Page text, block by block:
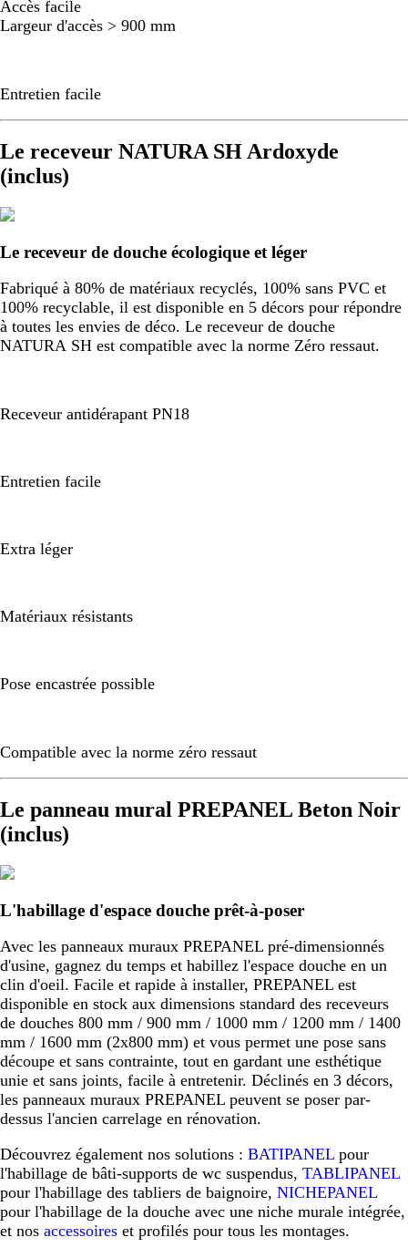
Accès facile
Largeur d'accès > 900 mm
Entretien facile
Le receveur NATURA SH Ardoxyde
(inclus)
Le receveur de douche écologique et léger
Fabriqué à 80% de matériaux recyclés, 100% sans PVC et
100% recyclable, il est disponible en 5 décors pour répondre
à toutes les envies de déco. Le receveur de douche
NATURA SH est compatible avec la norme Zéro ressaut.
Receveur antidérapant PN18
Entretien facile
Extra léger
Matériaux résistants
Pose encastrée possible
Compatible avec la norme zéro ressaut
Le panneau mural PREPANEL Beton Noir
(inclus)
L'habillage d'espace douche prêt-à-poser
Avec les panneaux muraux PREPANEL pré-dimensionnés
d'usine, gagnez du temps et habillez l'espace douche en un
clin d'oeil. Facile et rapide à installer, PREPANEL est
disponible en stock aux dimensions standard des receveurs
de douches 800 mm / 900 mm / 1000 mm / 1200 mm / 1400
mm / 1600 mm (2x800 mm) et vous permet une pose sans
découpe et sans contrainte, tout en gardant une esthétique
unie et sans joints, facile à entretenir. Déclinés en 3 décors,
les panneaux muraux PREPANEL peuvent se poser par-
dessus l'ancien carrelage en rénovation.
Découvrez également nos solutions : BATIPANEL pour
l'habillage de bâti-supports de wc suspendus, TABLIPANEL
pour l'habillage des tabliers de baignoire, NICHEPANEL
pour l'habillage de la douche avec une niche murale intégrée,
et nos accessoires et profilés pour tous les montages.